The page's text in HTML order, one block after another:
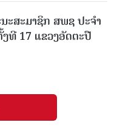
ະສະມາຊິກ ສພຊ ປະຈຳ
ງທີ 17 ແຂວງອັດຕະປື